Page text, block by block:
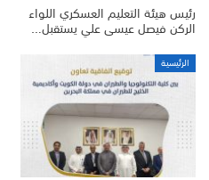
رئيس هيئة التعليم العسكري اللواء
الركن فيصل عيسى علي يستقبل…
الرئيسية